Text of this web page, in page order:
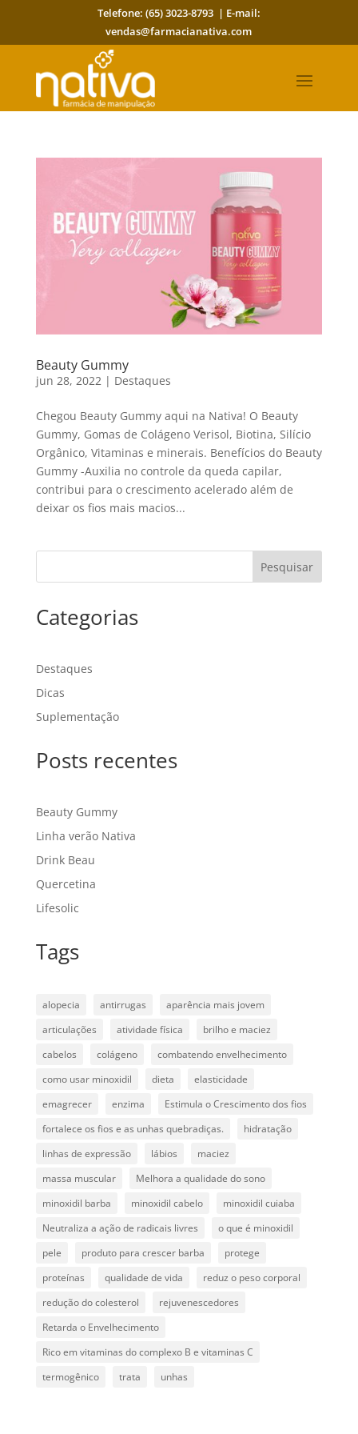
Telefone: (65) 3023-8793 | E-mail:
vendas@farmacianativa.com
Beauty Gummy
jun 28, 2022| Destaques
Chegou Beauty Gummy aqui na Nativa! O Beauty
Gummy, Gomas de Colágeno Verisol, Biotina, Silício
Orgânico, Vitaminas e minerais. Benefícios do Beauty
Gummy -Auxilia no controle da queda capilar,
contribui para o crescimento acelerado além de
deixar os fios mais macios...
Pesquisar
Categorias
Destaques
Dicas
Suplementação
Posts recentes
Beauty Gummy
Linha verão Nativa
Drink Beau
Quercetina
Lifesolic
Tags
alopecia antirrugas
aparência mais jovem
articulações
atividade física
brilho e maciez
cabelos
colágeno
combatendo envelhecimento
como usar minoxidil
dieta
elasticidade
emagrecer
enzima
Estimula o Crescimento dos fios
fortalece os fios e as unhas quebradiças.
hidratação
linhas de expressão
lábios
maciez
massa muscular
Melhora a qualidade do sono
minoxidil barba
minoxidil cabelo
minoxidil cuiaba
Neutraliza a ação de radicais livres
o que é minoxidil
pele
produto para crescer barba
protege
proteínas
qualidade de vida
reduz o peso corporal
redução do colesterol
rejuvenescedores
Retarda o Envelhecimento
Rico em vitaminas do complexo B e vitaminas C
termogênico
trata unhas